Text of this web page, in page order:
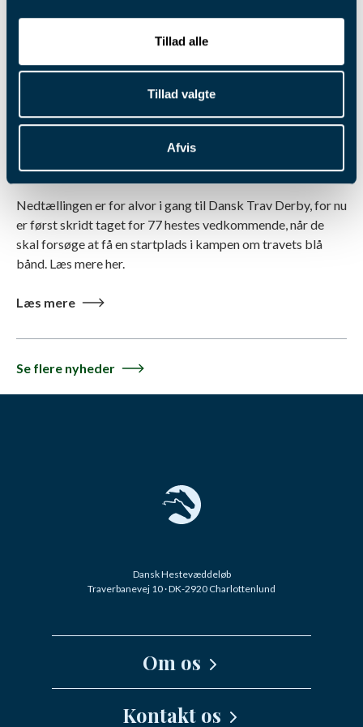
Tillad alle
Tillad valgte
Afvis
4. aug. 2026
Pointberegning til Dansk Trav
Derby 2026
Nedtællingen er for alvor i gang til Dansk Trav Derby, for nu
er først skridt taget for 77 hestes vedkommende, når de
skal forsøge at få en startplads i kampen om travets blå
bånd. Læs mere her.
Læs mere
Se flere nyheder
Dansk Hestevæddeløb
Traverbanevej 10 · DK-2920 Charlottenlund
Om os
Kontakt os